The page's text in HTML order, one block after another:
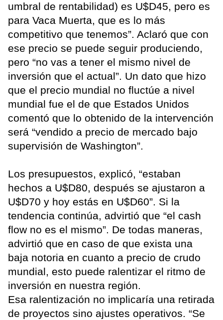
umbral de rentabilidad) es U$D45, pero es
para Vaca Muerta, que es lo más
competitivo que tenemos”. Aclaró que con
ese precio se puede seguir produciendo,
pero “no vas a tener el mismo nivel de
inversión que el actual”. Un dato que hizo
que el precio mundial no fluctúe a nivel
mundial fue el de que Estados Unidos
comentó que lo obtenido de la intervención
será “vendido a precio de mercado bajo
supervisión de Washington”.
Los presupuestos, explicó, “estaban
hechos a U$D80, después se ajustaron a
U$D70 y hoy estás en U$D60”. Si la
tendencia continúa, advirtió que “el cash
flow no es el mismo”. De todas maneras,
advirtió que en caso de que exista una
baja notoria en cuanto a precio de crudo
mundial, esto puede ralentizar el ritmo de
inversión en nuestra región.
Esa ralentización no implicaría una retirada
de proyectos sino ajustes operativos. “Se